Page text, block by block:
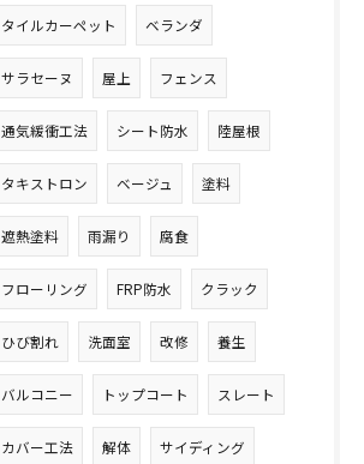
タイルカーペット ベランダ
サラセーヌ 屋上 フェンス
通気緩衝工法 シート防水 陸屋根
タキストロン ベージュ 塗料
遮熱塗料 雨漏り 腐食
フローリング FRP防水 クラック
ひび割れ 洗面室 改修 養生
バルコニー トップコート スレート
カバー工法 解体 サイディング